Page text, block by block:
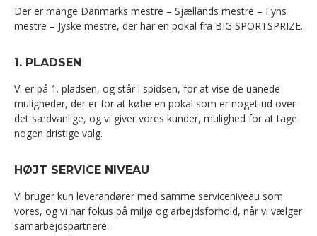
Der er mange Danmarks mestre – Sjællands mestre – Fyns
mestre – Jyske mestre, der har en pokal fra BIG SPORTSPRIZE.
1. PLADSEN
Vi er på 1. pladsen, og står i spidsen, for at vise de uanede
muligheder, der er for at købe en pokal som er noget ud over
det sædvanlige, og vi giver vores kunder, mulighed for at tage
nogen dristige valg.
HØJT SERVICE NIVEAU
Vi bruger kun leverandører med samme serviceniveau som
vores, og vi har fokus på miljø og arbejdsforhold, når vi vælger
samarbejdspartnere.